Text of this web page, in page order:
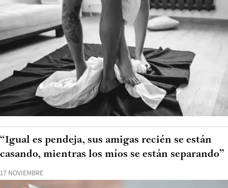
17 NOVIEMBRE
“Igual es pendeja, sus amigas recién se están
casando, mientras los míos se están separando”